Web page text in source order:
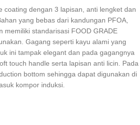
coating dengan 3 lapisan, anti lengket dan
yang bebas dari kandungan PFOA,
memiliki standarisasi FOOD GRADE
Gagang seperti kayu alami yang
ini tampak elegant dan pada gagangnya
touch handle serta lapisan anti licin. Pada
bottom sehingga dapat digunakan di
kompor induksi.